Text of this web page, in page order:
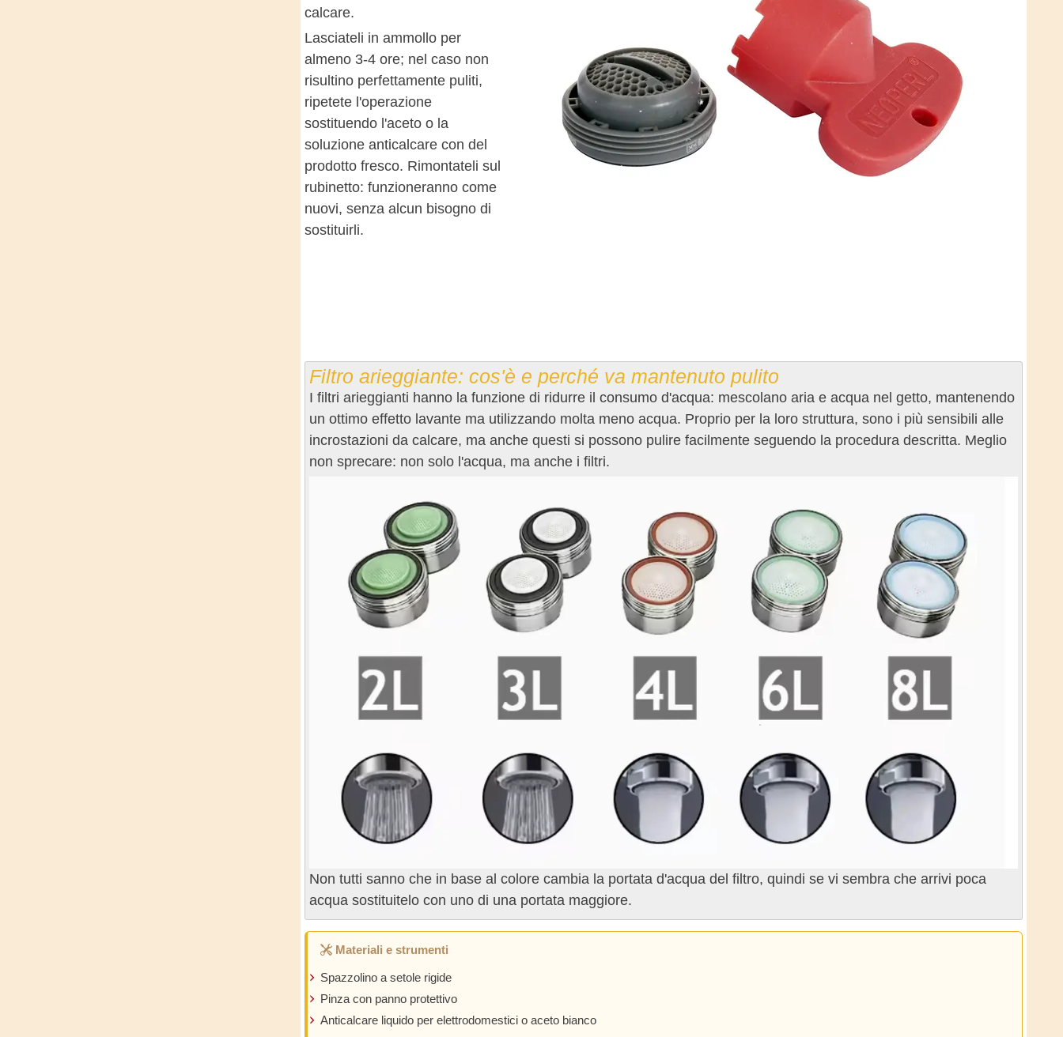
calcare.
Lasciateli in ammollo per
almeno 3-4 ore; nel caso non
risultino perfettamente puliti,
ripetete l'operazione
sostituendo l'aceto o la
soluzione anticalcare con del
prodotto fresco. Rimontateli sul
rubinetto: funzioneranno come
nuovi, senza alcun bisogno di
sostituirli.
Filtro arieggiante: cos'è e perché va mantenuto pulito
I filtri arieggianti hanno la funzione di ridurre il consumo d'acqua: mescolano aria e acqua nel getto, mantenendo
un ottimo effetto lavante ma utilizzando molta meno acqua. Proprio per la loro struttura, sono i più sensibili alle
incrostazioni da calcare, ma anche questi si possono pulire facilmente seguendo la procedura descritta. Meglio
non sprecare: non solo l'acqua, ma anche i filtri.
Non tutti sanno che in base al colore cambia la portata d'acqua del filtro, quindi se vi sembra che arrivi poca
acqua sostituitelo con uno di una portata maggiore.
Materiali e strumenti
Spazzolino a setole rigide
Pinza con panno protettivo
Anticalcare liquido per elettrodomestici o aceto bianco